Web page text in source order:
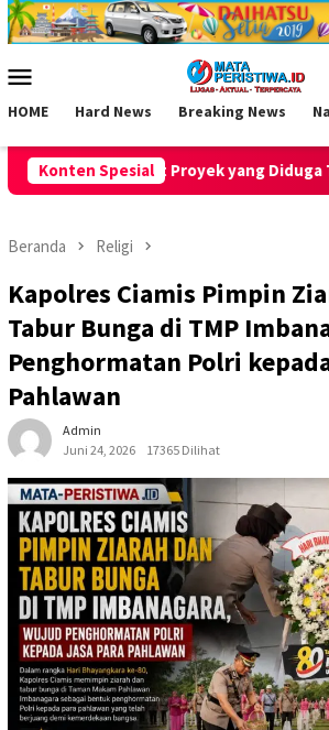
Loncat
ke
Mobile
HOME Hard News Breaking News
Konten Spesial
Diduga Tak Sesuai Spesifikasi Teknis
Beranda Religi
Kapolres Ciamis Pimpin
Tabur Bunga di TMP
Penghormatan Polri
Pahlawan
Admin
Juni 24, 2026
17365 Dilihat